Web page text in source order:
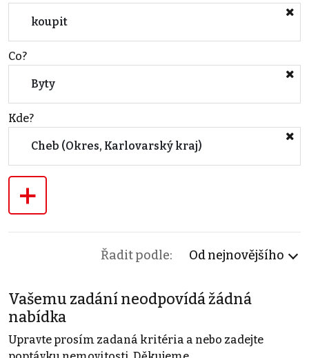
koupit
Co?
Byty
Kde?
Cheb (Okres, Karlovarský kraj)
+
Řadit podle: Od nejnovějšího
Vašemu zadání neodpovídá žádná
nabídka
Upravte prosím zadaná kritéria a nebo zadejte